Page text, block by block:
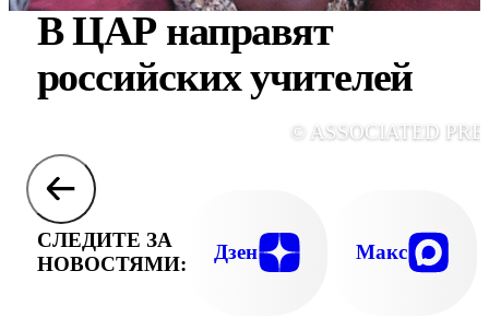
В ЦАР направят
российских учителей
© ASSOCIATED
СЛЕДИТЕ ЗА
НОВОСТЯМИ:
Дзен Макс